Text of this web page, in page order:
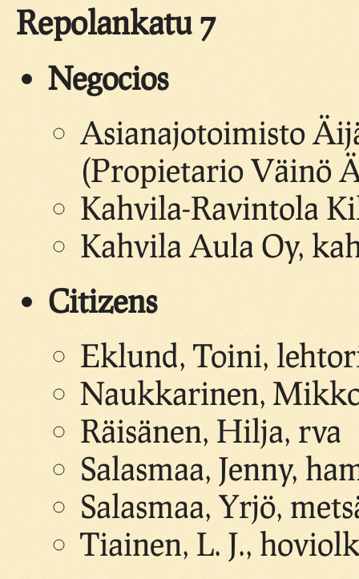
Repolankatu 7
Negocios
Asianajotoimisto
(Propietario Väinö
Kahvila-Ravintola
Kahvila Aula Oy,
Citizens
Eklund, Toini,
Naukkarinen,
Räisänen, Hilja, rva
Salasmaa, Jenny,
Salasmaa, Yrjö,
Tiainen, L. J.,